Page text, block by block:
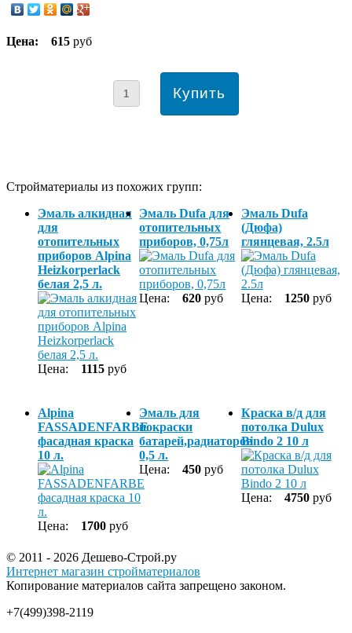
Цена: 615 руб
Стройматериалы из похожих групп:
Эмаль алкидная
для
отопительных
приборов Alpina
Heizkorperlack
белая 2,5 л.
Цена: 1115 руб
Эмаль Dufa для
отопительных
приборов, 0,75л
Цена: 620 руб
Эмаль Dufa
(Дюфа)
глянцевая, 2.5л
Цена: 1250руб
Alpina
FASSADENFARBE
фасадная краска
10 л.
Цена: 1700 руб
Эмаль для
покраски
батарей,радиаторов
0,5 л.
Цена:
450 руб
Краска в/д для
потолка Dulux
Bindo 2 10 л
Цена: 4750руб
© 2011 - 2026 Дешево-Строй.ру
Интернет магазин стройматериалов
Копирование материалов сайта запрещено законом.
+7(499)398-2119